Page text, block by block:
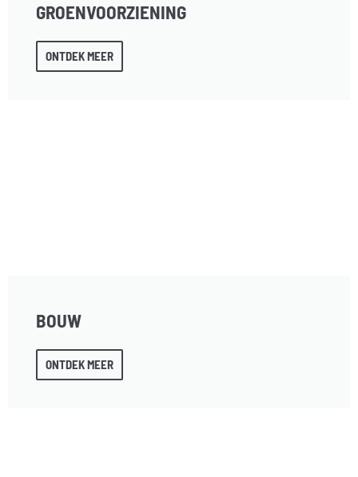
GROENVOORZIENING
ONTDEK MEER
BOUW
ONTDEK MEER